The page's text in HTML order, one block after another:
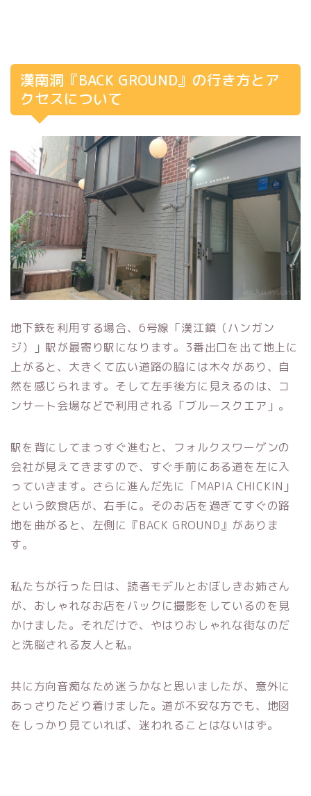
漢南洞『BACK GROUND』の行き方とア
クセスについて
地下鉄を利用する場合、6号線「漢江鎮（ハンガン
ジ）」駅が最寄り駅になります。3番出口を出て地上に
上がると、大きくて広い道路の脇には木々があり、自
然を感じられます。そして左手後方に見えるのは、コ
ンサート会場などで利用される「ブルースクエア」。
駅を背にしてまっすぐ進むと、フォルクスワーゲンの
会社が見えてきますので、すぐ手前にある道を左に入
っていきます。さらに進んだ先に「MAPIA CHICKIN」
という飲食店が、右手に。そのお店を過ぎてすぐの路
地を曲がると、左側に『BACK GROUND』がありま
す。
私たちが行った日は、読者モデルとおぼしきお姉さん
が、おしゃれなお店をバックに撮影をしているのを見
かけました。それだけで、やはりおしゃれな街なのだ
と洗脳される友人と私。
共に方向音痴なため迷うかなと思いましたが、意外に
あっさりたどり着けました。道が不安な方でも、地図
をしっかり見ていれば、迷われることはないはず。